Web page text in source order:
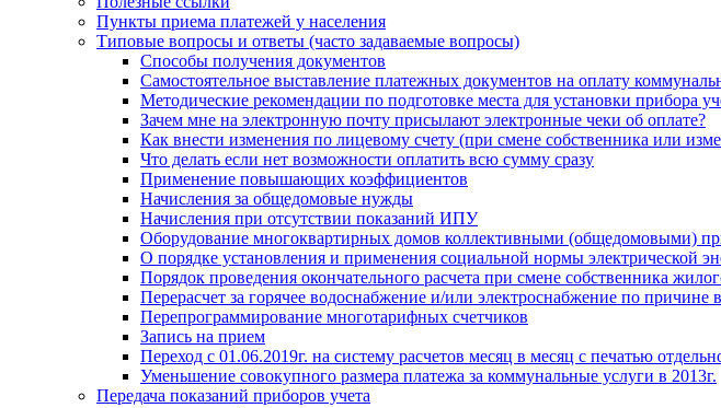
Пункты приема платежей у населения
Типовые вопросы и ответы (часто задаваемые вопросы)
Способы получения документов
Самостоятельное выставление платежных документов на оплату
Методические рекомендации по подготовке места для установки прибора
Зачем мне на электронную почту присылают электронные чеки об оплате?
Как внести изменения по лицевому счету (при смене собственника или
Что делать если нет возможности оплатить всю сумму сразу
Применение повышающих коэффициентов
Начисления за общедомовые нужды
Начисления при отсутствии показаний ИПУ
Оборудование многоквартирных домов коллективными (общедомовыми)
О порядке установления и применения социальной нормы электрической
Порядок проведения окончательного расчета при смене собственника
Перерасчет за горячее водоснабжение и/или электроснабжение по причине
Перепрограммирование многотарифных счетчиков
Запись на прием
Переход с 01.06.2019г. на систему расчетов месяц в месяц с печатью
Уменьшение совокупного размера платежа за коммунальные услуги в 2013г.
Передача показаний приборов учета